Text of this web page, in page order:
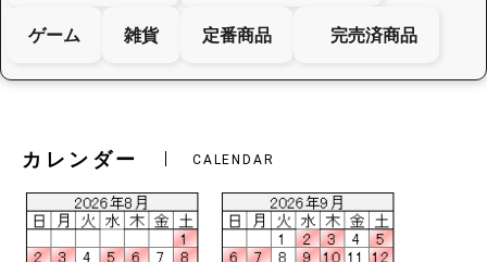
ゲーム 雑貨 定番商品 完売済商品
カレンダー CALENDAR